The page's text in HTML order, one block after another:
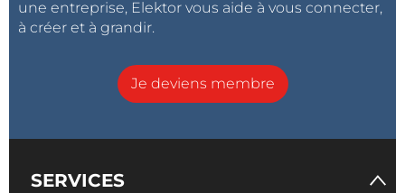
une entreprise, Elektor vous aide à vous connecter,
à créer et à grandir.
Je deviens membre
SERVICES